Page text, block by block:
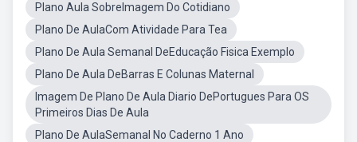
Plano Aula SobreImagem Do Cotidiano
Plano De AulaCom Atividade Para Tea
Plano De Aula Semanal DeEducação Fisica Exemplo
Plano De Aula DeBarras E Colunas Maternal
Imagem De Plano De Aula Diario DePortugues Para OS
Primeiros Dias De Aula
Plano De AulaSemanal No Caderno 1 Ano